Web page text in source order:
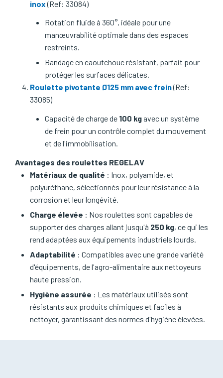
inox(Ref: 33084)
Rotation fluide à 360°, idéale pour une
manœuvrabilité optimale dans des espaces
restreints.
Bandage en caoutchouc résistant, parfait pour
protéger les surfaces délicates.
Roulette pivotante Ø125 mm avec frein(Ref:
33085)
Capacité de charge de 100 kgavec un système
de frein pour un contrôle complet du mouvement
et de l'immobilisation.
Avantages des roulettes REGELAV
Matériaux de qualité : Inox, polyamide, et
polyuréthane, sélectionnés pour leur résistance à la
corrosion et leur longévité.
Charge élevée : Nos roulettes sont capables de
supporter des charges allant jusqu'à 250 kg, ce qui les
rend adaptées aux équipements industriels lourds.
Adaptabilité : Compatibles avec une grande variété
d'équipements, de l'agro-alimentaire aux nettoyeurs
haute pression.
Hygiène assurée : Les matériaux utilisés sont
résistants aux produits chimiques et faciles à
nettoyer, garantissant des normes d'hygiène élevées.